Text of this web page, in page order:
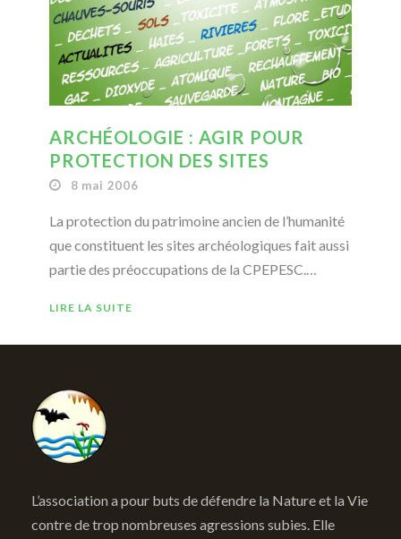
ARCHÉOLOGIE : AGIR POUR
PROTECTION DES SITES
8 mai 2006
La protection du patrimoine ancien de l’humanité
que constituent les sites archéologiques fait aussi
partie des préoccupations de la CPEPESC.…
LIRE LA SUITE
L’association a pour buts de défendre la Nature et la Vie
contre de trop nombreuses agressions subies. Elle